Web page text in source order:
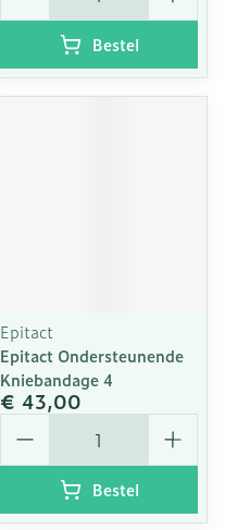
Bestel
Epitact
Epitact Ondersteunende
Kniebandage 4
€ 43,00
Aantal
Bestel